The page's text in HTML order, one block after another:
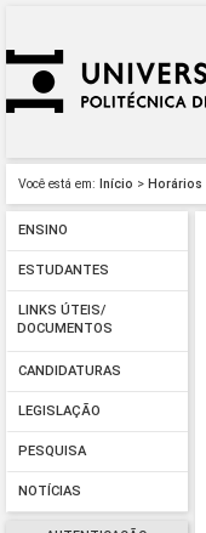
Você está em: Início > Horários
ENSINO
ESTUDANTES
LINKS ÚTEIS/
DOCUMENTOS
CANDIDATURAS
LEGISLAÇÃO
PESQUISA
NOTÍCIAS